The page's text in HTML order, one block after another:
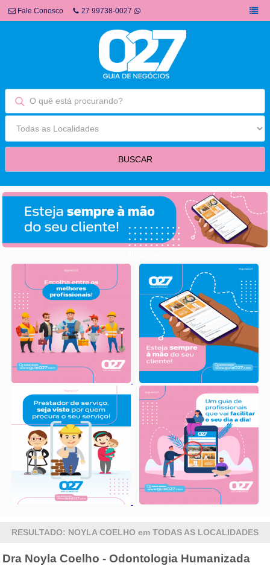
Fale Conosco 27 99738-0027
RESULTADO: NOYLA COELHO em TODAS AS LOCALIDADES
Dra Noyla Coelho - Odontologia Humanizada